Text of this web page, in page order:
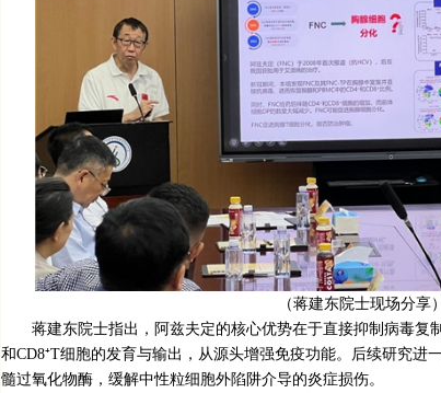
（蒋建东院士现场分享）
蒋建东院士指出，阿兹夫定的核心优势在于直接抑制病毒复
和CD8⁺T细胞的发育与输出，从源头增强免疫功能。后续研究进
髓过氧化物酶，缓解中性粒细胞外陷阱介导的炎症损伤。